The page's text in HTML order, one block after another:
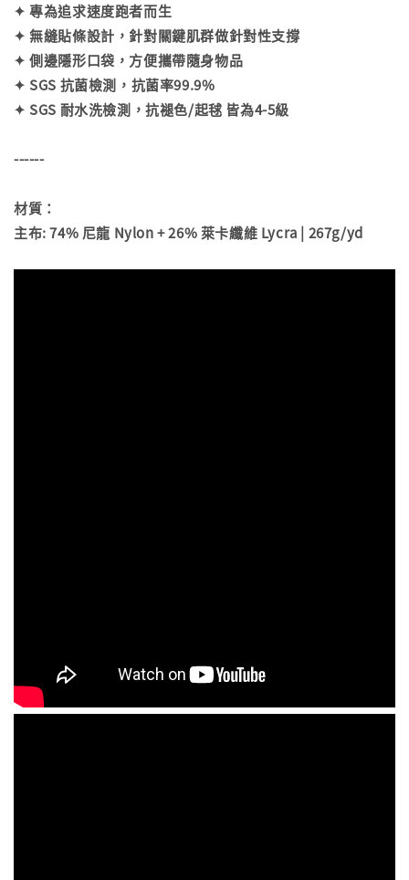
✦ 專為追求速度跑者而生
✦ 無縫貼條設計，針對關鍵肌群做針對性支撐
✦ 側邊隱形口袋，方便攜帶隨身物品
✦ SGS 抗菌檢測，抗菌率99.9%
✦ SGS 耐水洗檢測，抗褪色/起毬 皆為4-5級
------
材質：
主布: 74% 尼龍 Nylon + 26% 萊卡纖維 Lycra | 267g/yd